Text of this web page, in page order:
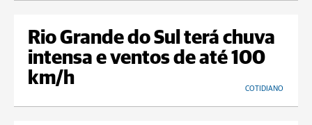
Rio Grande do Sul terá chuva
intensa e ventos de até 100
km/h
COTIDIANO